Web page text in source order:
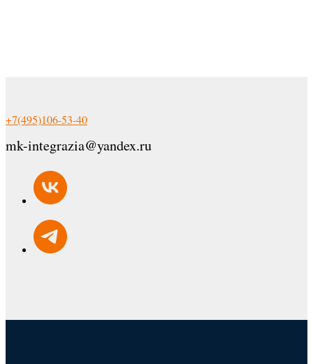
+7(495)106-53-40
mk-integrazia@yandex.ru